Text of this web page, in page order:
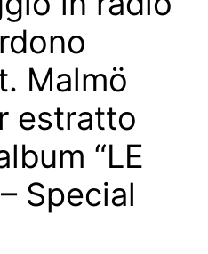
Malmö
estratto
“LE
Special